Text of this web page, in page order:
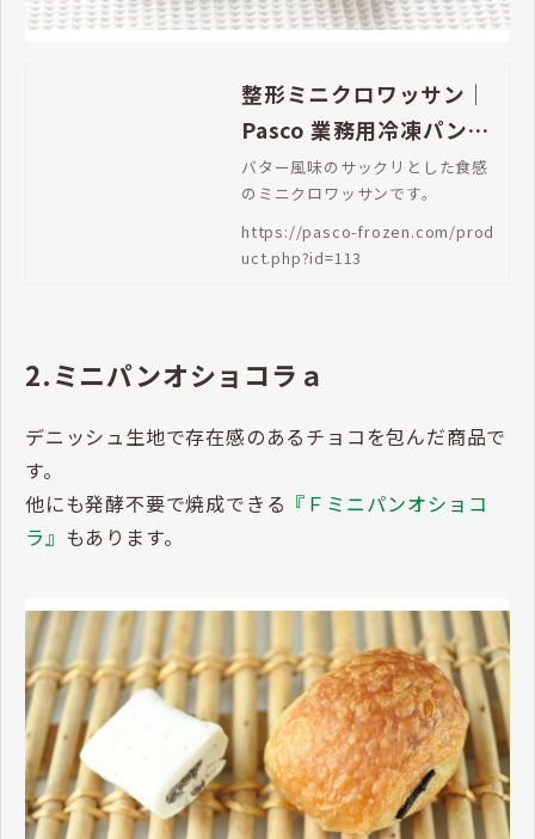
整形ミニクロワッサン｜
Pasco 業務用冷凍パン生
地通販 | Pasco 業務用冷
凍パン生地通販
バター風味のサックリとした食感
のミニクロワッサンです。
https://pasco-frozen.com/prod
uct.php?id=113
2.ミニパンオショコラａ
デニッシュ生地で存在感のあるチョコを包んだ商品で
す。
他にも発酵不要で焼成できる 『Ｆミニパンオショコ
ラ』 もあります。